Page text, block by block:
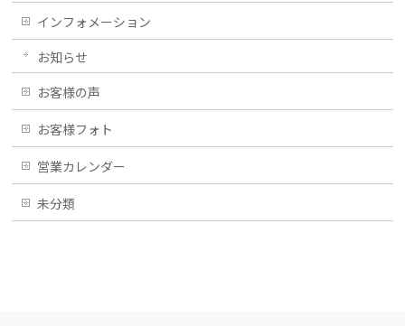
インフォメーション
お知らせ
お客様の声
お客様フォト
営業カレンダー
未分類